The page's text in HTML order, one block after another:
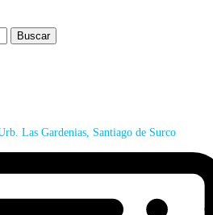
Buscar
Las Gardenias, Santiago de Surco